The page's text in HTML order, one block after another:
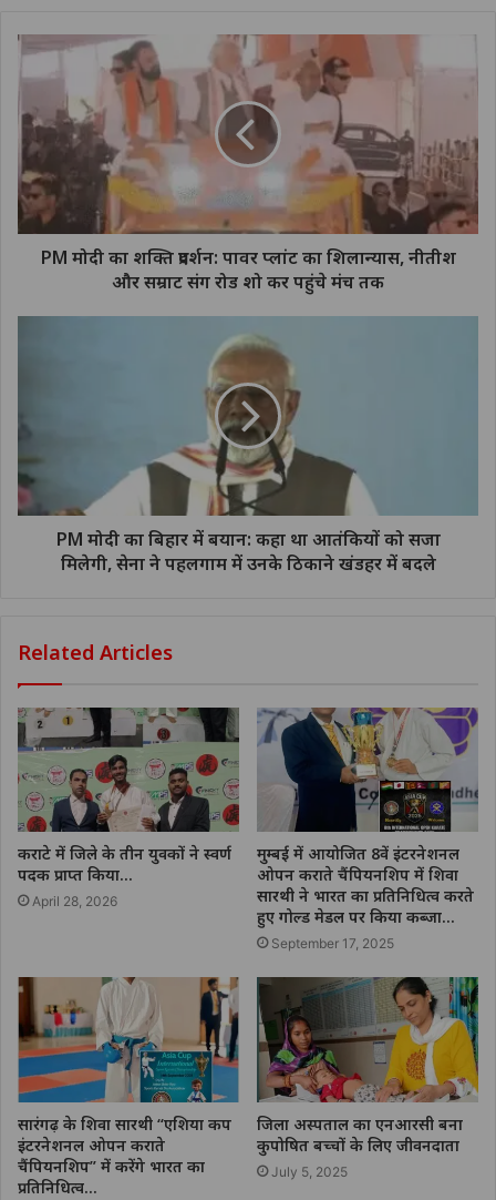
PM मोदी का शक्ति प्रदर्शन: पावर प्लांट का शिलान्यास, नीतीश
और सम्राट संग रोड शो कर पहुंचे मंच तक
PM मोदी का बिहार में बयान: कहा था आतंकियों को सजा
मिलेगी, सेना ने पहलगाम में उनके ठिकाने खंडहर में बदले
Related Articles
कराटे में जिले के तीन युवकों ने स्वर्ण
पदक प्राप्त किया…
April 28, 2026
मुम्बई में आयोजित 8वें इंटरनेशनल
ओपन कराते चैंपियनशिप में शिवा
सारथी ने भारत का प्रतिनिधित्व करते
हुए गोल्ड मेडल पर किया कब्जा…
September 17, 2025
सारंगढ़ के शिवा सारथी “एशिया कप
इंटरनेशनल ओपन कराते
चैंपियनशिप” में करेंगे भारत का
प्रतिनिधित्व…
जिला अस्पताल का एनआरसी बना
कुपोषित बच्चों के लिए जीवनदाता
July 5, 2025